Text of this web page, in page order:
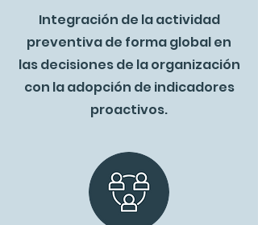
Integración de la actividad
preventiva de forma global en
las decisiones de la organización
con la adopción de indicadores
proactivos.